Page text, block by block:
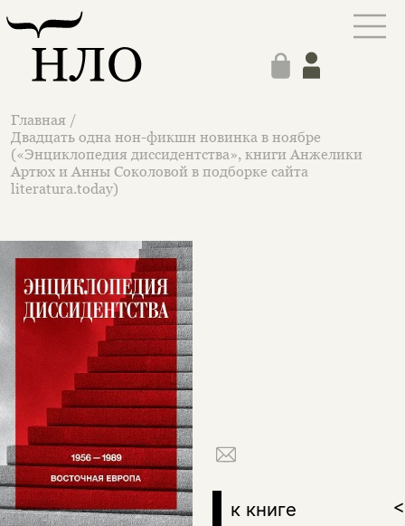
Главная /
Двадцать одна нон-фикшн новинка в ноябре
(«Энциклопедия диссидентства», книги Анжелики
Артюх и Анны Соколовой в подборке сайта
literatura.today)
к книге >